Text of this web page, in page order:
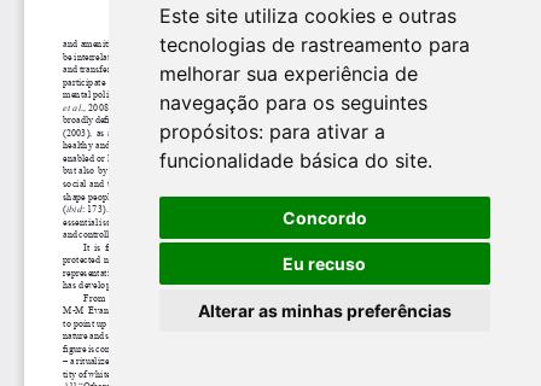
Este site utiliza cookies e outras
tecnologias de rastreamento para
melhorar sua experiência de
navegação para os seguintes
propósitos: para ativar a
funcionalidade básica do site.
Concordo
Eu recuso
Alterar as minhas preferências